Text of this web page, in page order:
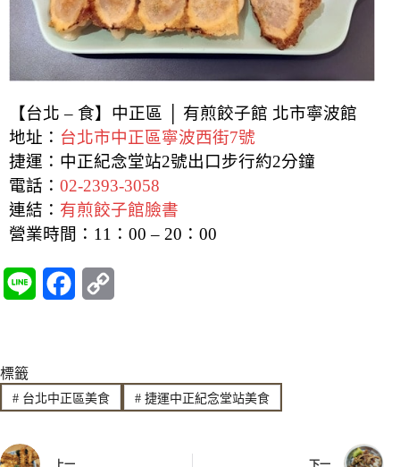
【台北 – 食】中正區 │ 有煎餃子館 北市寧波館
地址： 台北市中正區寧波西街7號
捷運：中正紀念堂站2號出口步行約2分鐘
電話： 02-2393-3058
連結： 有煎餃子館臉書
營業時間： 11：00 – 20：00
e e
b
y
L
標籤
#台北中正區美食 #捷運中正紀念堂站美食